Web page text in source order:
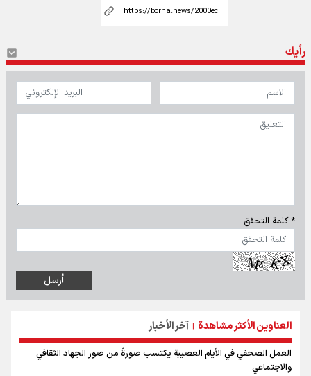
رأيك
* كلمة التحقق
العناوين الأكثر مشاهدة | آخر الأخبار
العمل الصحفي في الأيام العصيبة يكتسب صورةً من صور الجهاد الثقافي
والاجتماعي